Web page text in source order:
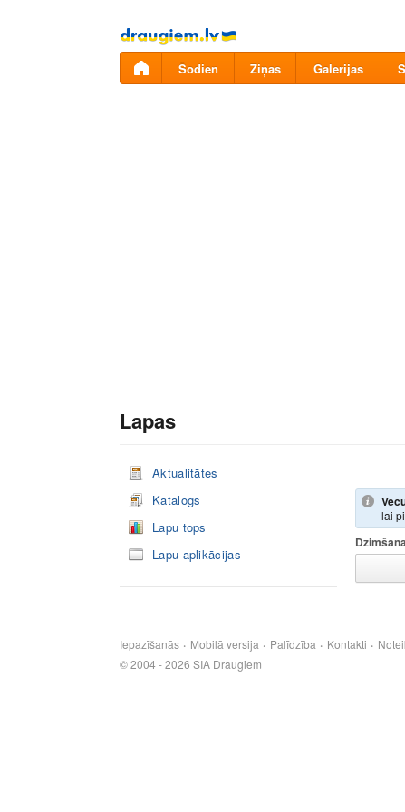
Pāriet
uz
saturu
Šodien Ziņas Galerijas
Lapas
Aktualitātes
Katalogs
Lapu tops
Lapu aplikācijas
lai
Iepazīšanās Mobilā versija Palīdzība Kontakti
© 2004 - 2026 SIA Draugiem